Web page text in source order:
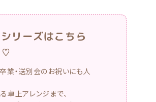
リーズはこちら
♡
業・送別会のお祝いにも人
卓上アレンジまで、
スギフトを選べます♪